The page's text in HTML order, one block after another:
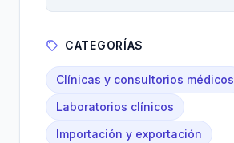
CATEGORÍAS
Clínicas y consultorios médicos
Laboratorios clínicos
Importación y exportación